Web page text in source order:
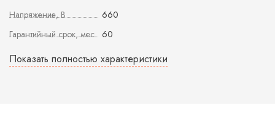
Напряжение, В
660
Гарантийный срок, мес
60
Показать полностью характеристики